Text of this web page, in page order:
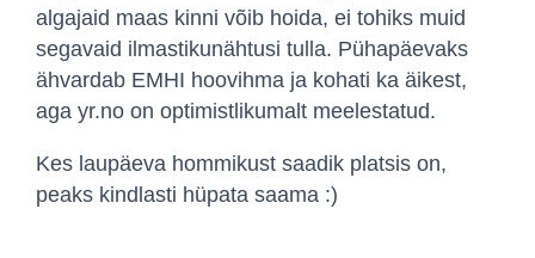
algajaid maas kinni võib hoida, ei tohiks muid
segavaid ilmastikunähtusi tulla. Pühapäevaks
ähvardab EMHI hoovihma ja kohati ka äikest,
aga yr.no on optimistlikumalt meelestatud.
Kes laupäeva hommikust saadik platsis on,
peaks kindlasti hüpata saama :)